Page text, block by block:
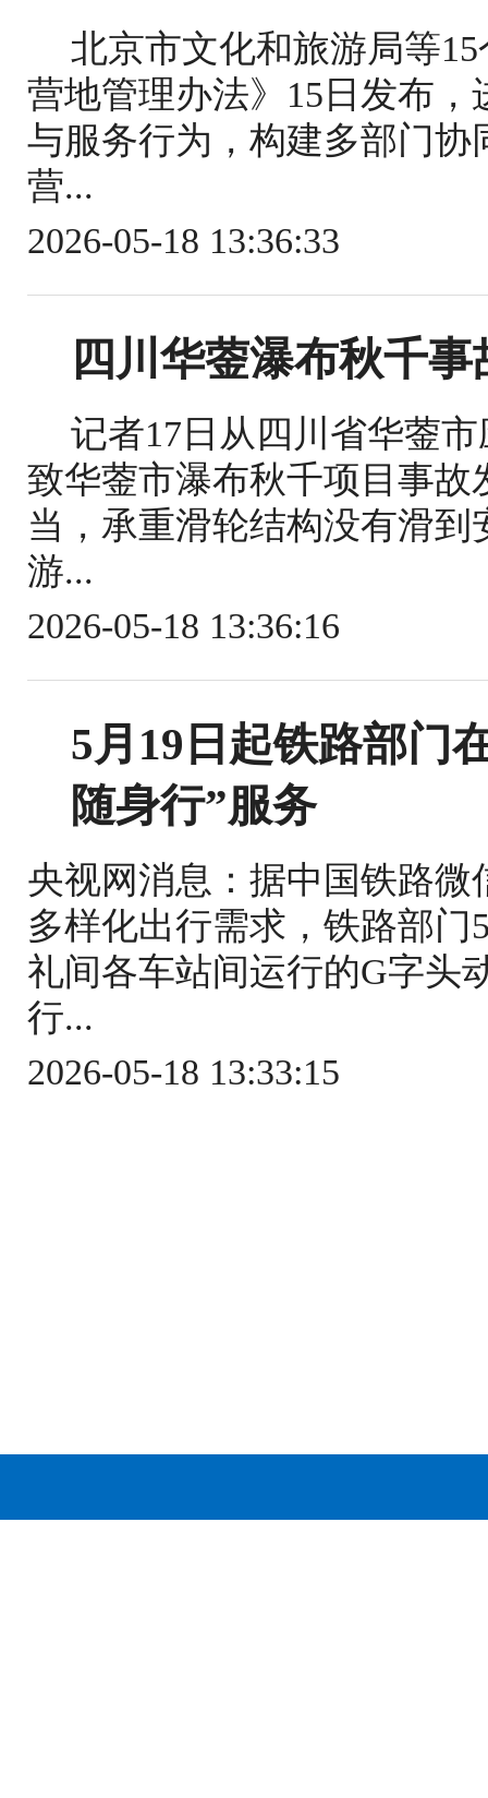
北京市文化和旅游局等
营地管理办法》15日发布
与服务行为，构建多部门
营...
2026-05-18 13:36:33
四川华蓥瀑布秋千
记者17日从四川省华蓥
致华蓥市瀑布秋千项目事
当，承重滑轮结构没有滑
游...
2026-05-18 13:36:16
5月19日起铁路部门
随身行”服务
央视网消息：据中国铁路
多样化出行需求，铁路部门
礼间各车站间运行的G字头
行...
2026-05-18 13:33:15